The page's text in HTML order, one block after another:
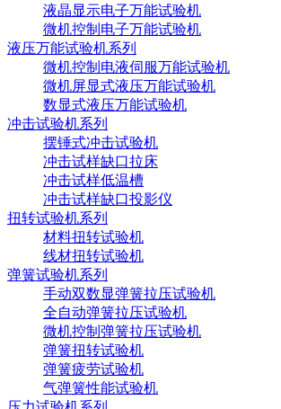
液晶显示电子万能试验机
微机控制电子万能试验机
液压万能试验机系列
微机控制电液伺服万能试验机
微机屏显式液压万能试验机
数显式液压万能试验机
冲击试验机系列
摆锤式冲击试验机
冲击试样缺口拉床
冲击试样低温槽
冲击试样缺口投影仪
扭转试验机系列
材料扭转试验机
线材扭转试验机
弹簧试验机系列
手动双数显弹簧拉压试验机
全自动弹簧拉压试验机
微机控制弹簧拉压试验机
弹簧扭转试验机
弹簧疲劳试验机
气弹簧性能试验机